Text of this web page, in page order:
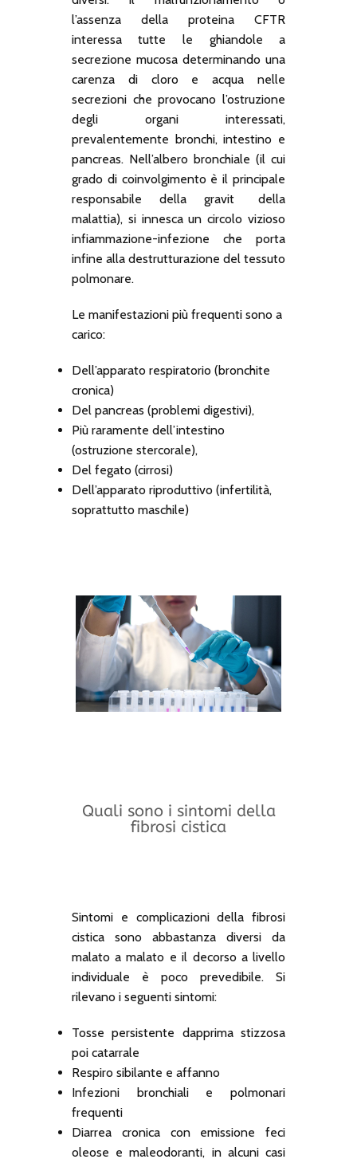
l’assenza della proteina CFTR
interessa tutte le ghiandole a
secrezione mucosa determinando una
carenza di cloro e acqua nelle
secrezioni che provocano l’ostruzione
degli organi interessati,
prevalentemente bronchi, intestino e
pancreas. Nell’albero bronchiale (il cui
grado di coinvolgimento è il principale
responsabile della gravit della
malattia), si innesca un circolo vizioso
infiammazione-infezione che porta
infine alla destrutturazione del tessuto
polmonare.
Le manifestazioni più frequenti sono a
carico:
Dell’apparato respiratorio (bronchite
cronica)
Del pancreas (problemi digestivi),
Più raramente dell’intestino
(ostruzione stercorale),
Del fegato (cirrosi)
Dell’apparato riproduttivo (infertilità,
soprattutto maschile)
Quali sono i sintomi della
fibrosi cistica
Sintomi e complicazioni della fibrosi
cistica sono abbastanza diversi da
malato a malato e il decorso a livello
individuale è poco prevedibile. Si
rilevano i seguenti sintomi:
Tosse persistente dapprima stizzosa
poi catarrale
Respiro sibilante e affanno
Infezioni bronchiali e polmonari
frequenti
Diarrea cronica con emissione feci
oleose e maleodoranti, in alcuni casi